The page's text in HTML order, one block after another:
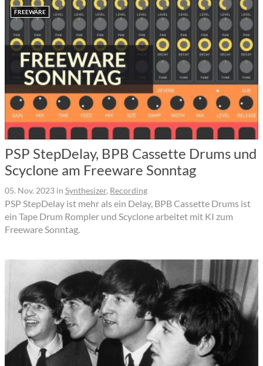
FREEWARE
PSP StepDelay, BPB Cassette Drums und
Scyclone am Freeware Sonntag
05. Nov. 2023 in Synthesizer, Recording
PSP StepDelay ist mehr als ein Delay, BPB Cassette Drums ist
ein Tape Drum Rompler und Scyclone arbeitet mit KI zum
Freeware Sonntag.